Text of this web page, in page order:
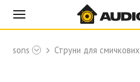
Струни для смичкових